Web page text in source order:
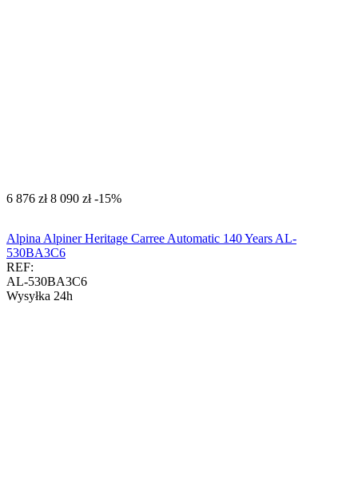
‍6 876‍ zł ‍8 090‍ zł -15%
Alpina Alpiner Heritage Carree Automatic 140 Years AL-
530BA3C6
REF:
AL-530BA3C6
Wysyłka 24h